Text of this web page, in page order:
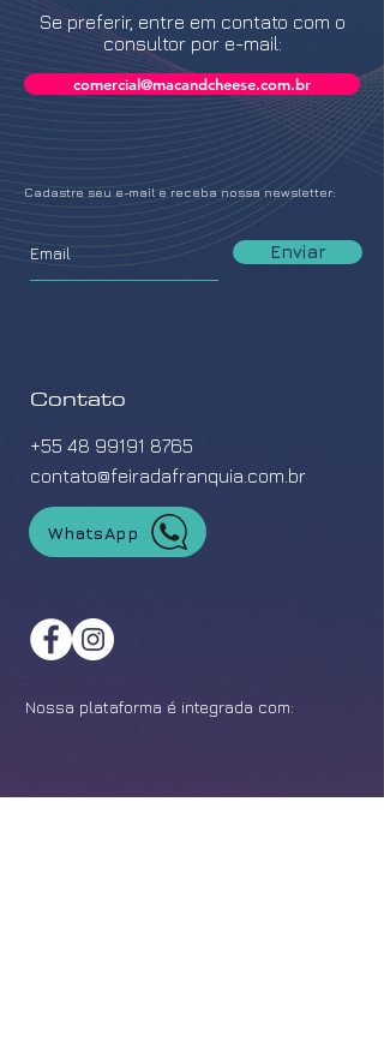
Se preferir, entre em contato com o
consultor por e-mail:
comercial@macandcheese.com.br
Cadastre seu e-mail e receba nossa newsletter:
Enviar
Contato
+55 48 99191 8765
contato@feiradafranquia.com.br
WhatsApp
Nossa plataforma é integrada com: